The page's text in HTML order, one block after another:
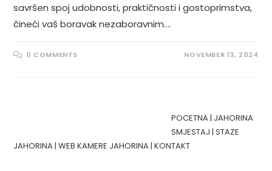
savršen spoj udobnosti, praktičnosti i gostoprimstva,
čineći vaš boravak nezaboravnim.…
0 COMMENTS NOVEMBER 13, 2024
POCETNA| JAHORINA
SMJESTAJ |STAZE
JAHORINA|WEB KAMERE JAHORINA|KONTAKT